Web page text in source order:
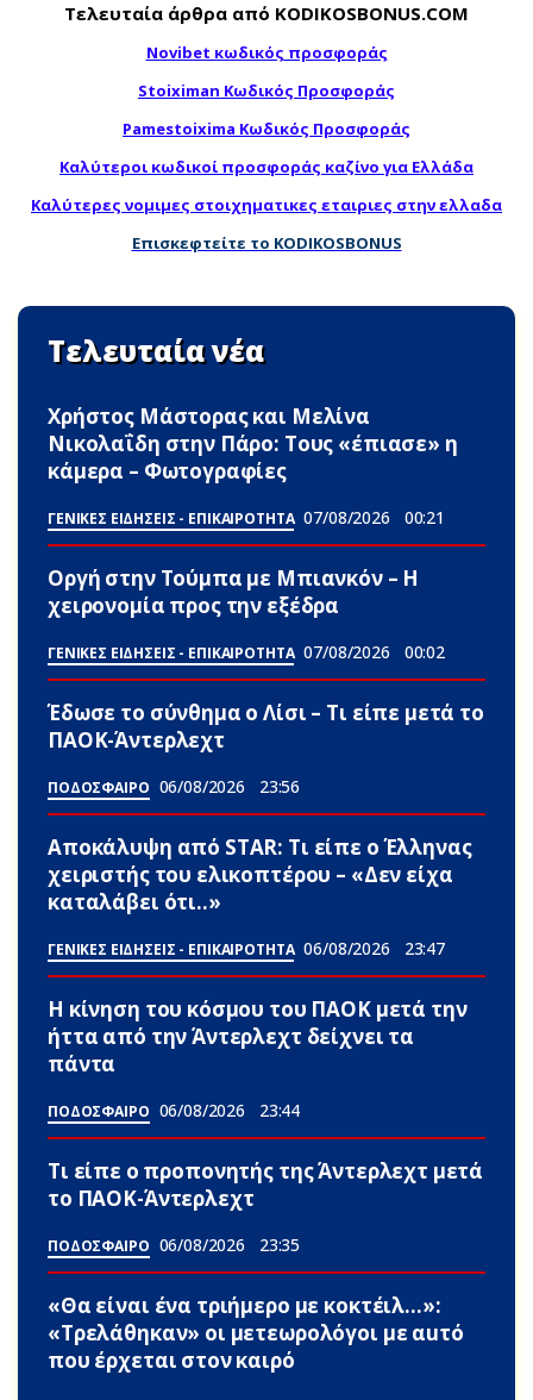
Τελευταία άρθρα από KODIKOSBONUS.COM
Novibet κωδικός προσφοράς
Stoiximan Κωδικός Προσφοράς
Pamestoixima Κωδικός Προσφοράς
Καλύτεροι κωδικοί προσφοράς καζίνο για Ελλάδα
Καλύτερες νομιμες στοιχηματικες εταιριες στην ελλαδα
Επισκεφτείτε το KODIKOSBONUS
Τελευταία νέα
Χρήστος Μάστορας και Μελίνα
Νικολαΐδη στην Πάρο: Τους «έπιασε» η
κάμερα – Φωτογραφίες
ΓΕΝΙΚΕΣ ΕΙΔΗΣΕΙΣ - ΕΠΙΚΑΙΡΟΤΗΤΑ 07/08/2026 00:21
Οργή στην Τούμπα με Μπιανκόν – Η
χειρονομία προς την εξέδρα
ΓΕΝΙΚΕΣ ΕΙΔΗΣΕΙΣ - ΕΠΙΚΑΙΡΟΤΗΤΑ 07/08/2026 00:02
Έδωσε το σύνθημα ο Λίσι – Τι είπε μετά το
ΠΑΟΚ-Άντερλεχτ
ΠΟΔΟΣΦΑΙΡΟ 06/08/2026 23:56
Αποκάλυψη από STAR: Τι είπε ο Έλληνας
χειριστής του ελικοπτέρου – «Δεν είχα
καταλάβει ότι..»
ΓΕΝΙΚΕΣ ΕΙΔΗΣΕΙΣ - ΕΠΙΚΑΙΡΟΤΗΤΑ 06/08/2026 23:47
Η κίνηση του κόσμου του ΠΑΟΚ μετά την
ήττα από την Άντερλεχτ δείχνει τα
πάντα
ΠΟΔΟΣΦΑΙΡΟ 06/08/2026 23:44
Τι είπε ο προπονητής της Άντερλεχτ μετά
το ΠΑΟΚ-Άντερλεχτ
ΠΟΔΟΣΦΑΙΡΟ 06/08/2026 23:35
«Θα είναι ένα τριήμερο με κοκτέιλ…»:
«Τρελάθηκαν» οι μετεωρολόγοι με αuτό
που έρχεται στον καιρό